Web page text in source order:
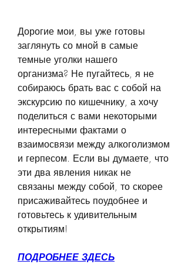
Дорогие мои, вы уже готовы
заглянуть со мной в самые
темные уголки нашего
организма? Не пугайтесь, я не
собираюсь брать вас с собой на
экскурсию по кишечнику, а хочу
поделиться с вами некоторыми
интересными фактами о
взаимосвязи между алкоголизмом
и герпесом. Если вы думаете, что
эти два явления никак не
связаны между собой, то скорее
присаживайтесь поудобнее и
готовьтесь к удивительным
открытиям!
ПОДРОБНЕЕ ЗДЕСЬ